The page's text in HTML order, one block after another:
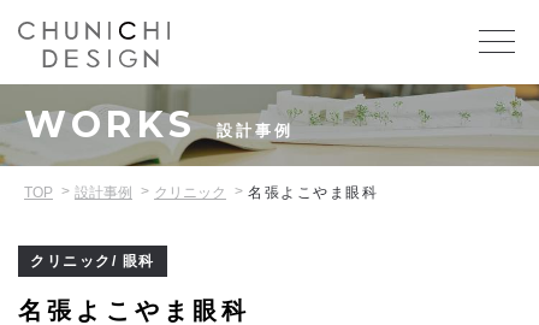
WORKS 設計事例
TOP 設計事例 クリニック 名張よこやま眼科
クリニック/ 眼科
名張よこやま眼科